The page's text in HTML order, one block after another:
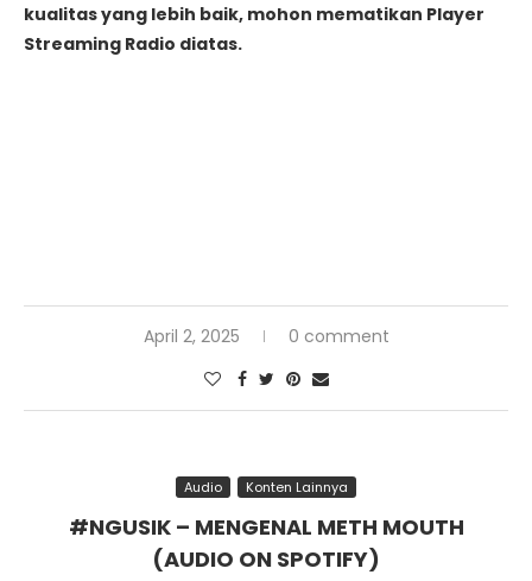
kualitas yang lebih baik, mohon mematikan Player
Streaming Radio diatas.
April 2, 2025 0 comment
Audio Konten Lainnya
#NGUSIK – MENGENAL METH MOUTH
(AUDIO ON SPOTIFY)